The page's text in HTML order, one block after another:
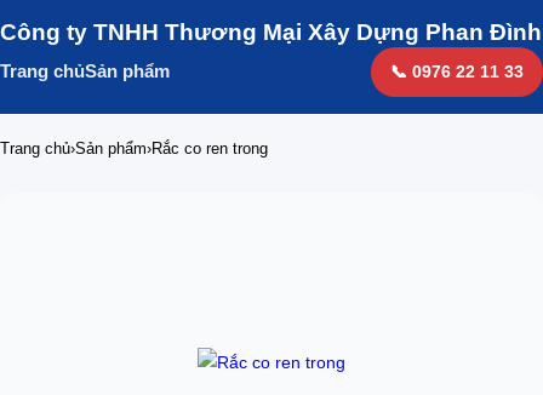
Công ty TNHH Thương Mại Xây Dựng Phan Đình
Trang chủSản phẩm 📞 0976 22 11 33
Trang chủ›Sản phẩm›Rắc co ren trong